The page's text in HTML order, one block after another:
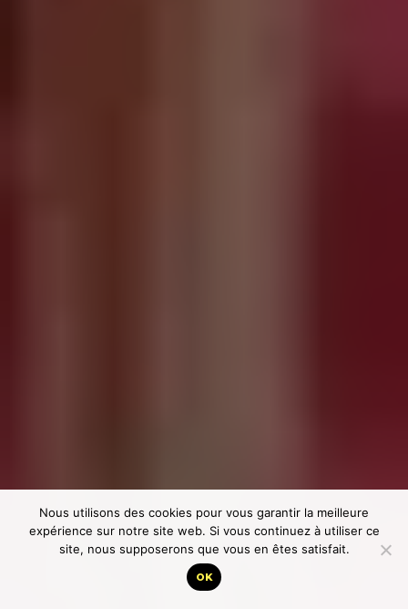
Nous utilisons des cookies pour vous garantir la meilleure
expérience sur notre site web. Si vous continuez à utiliser ce
site, nous supposerons que vous en êtes satisfait.
OK